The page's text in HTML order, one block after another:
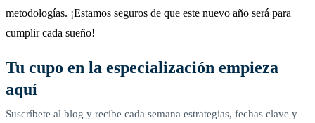
metodologías. ¡Estamos seguros de que este nuevo año será para
cumplir cada sueño!
Tu cupo en la especialización empieza
aquí
Suscríbete al blog y recibe cada semana estrategias, fechas clave y